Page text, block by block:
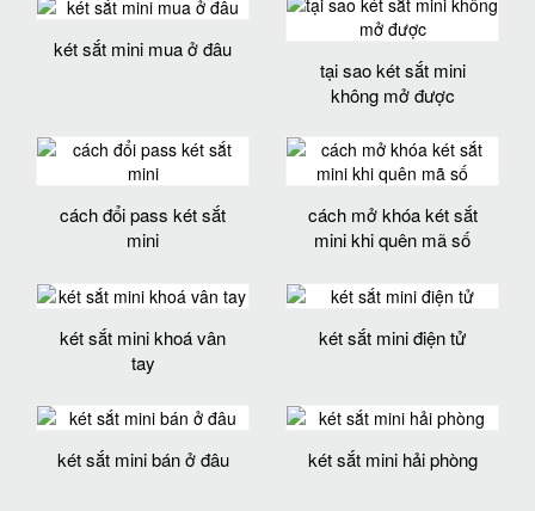
két sắt mini mua ở đâu
tại sao két sắt mini
không mở được
cách đổi pass két sắt
mini
cách mở khóa két sắt
mini khi quên mã số
két sắt mini khoá vân
tay
két sắt mini điện tử
két sắt mini bán ở đâu két sắt mini hải phòng